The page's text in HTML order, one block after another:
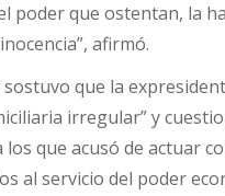
poder que ostentan, la
afirmó.
sostuvo que la
irregular” y
los que acusó de actuar
al servicio del poder